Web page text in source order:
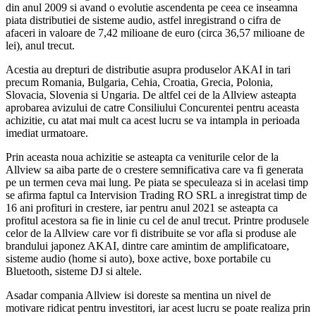
din anul 2009 si avand o evolutie ascendenta pe ceea ce inseamna
piata distributiei de sisteme audio, astfel inregistrand o cifra de
afaceri in valoare de 7,42 milioane de euro (circa 36,57 milioane de
lei), anul trecut.
Acestia au drepturi de distributie asupra produselor AKAI in tari
precum Romania, Bulgaria, Cehia, Croatia, Grecia, Polonia,
Slovacia, Slovenia si Ungaria. De altfel cei de la Allview asteapta
aprobarea avizului de catre Consiliului Concurentei pentru aceasta
achizitie, cu atat mai mult ca acest lucru se va intampla in perioada
imediat urmatoare.
Prin aceasta noua achizitie se asteapta ca veniturile celor de la
Allview sa aiba parte de o crestere semnificativa care va fi generata
pe un termen ceva mai lung. Pe piata se speculeaza si in acelasi timp
se afirma faptul ca Intervision Trading RO SRL a inregistrat timp de
16 ani profituri in crestere, iar pentru anul 2021 se asteapta ca
profitul acestora sa fie in linie cu cel de anul trecut. Printre produsele
celor de la Allview care vor fi distribuite se vor afla si produse ale
brandului japonez AKAI, dintre care amintim de amplificatoare,
sisteme audio (home si auto), boxe active, boxe portabile cu
Bluetooth, sisteme DJ si altele.
Asadar compania Allview isi doreste sa mentina un nivel de
motivare ridicat pentru investitori, iar acest lucru se poate realiza prin